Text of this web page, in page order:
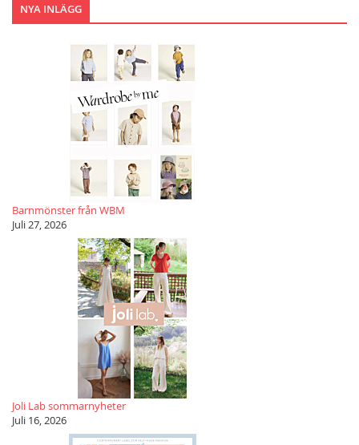
NYA INLÄGG
Barnmönster från WBM
Juli 27, 2026
Joli Lab sommarnyheter
Juli 16, 2026